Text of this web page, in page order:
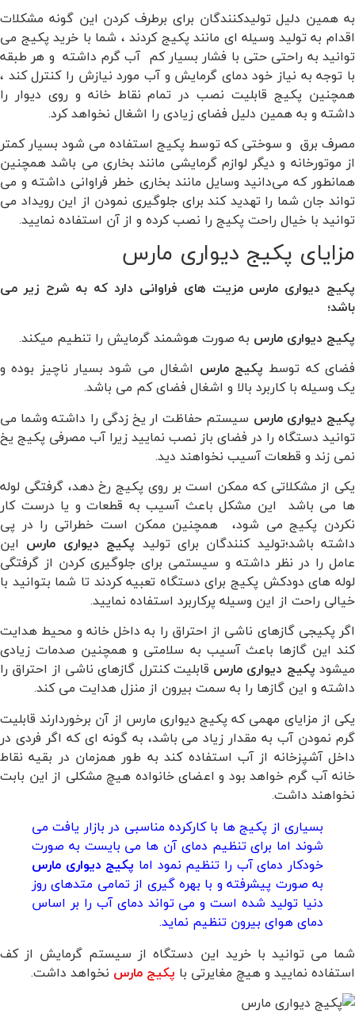
به همین دلیل تولیدکنندگان برای برطرف کردن این گونه مشکلات
اقدام به تولید وسیله ای مانند پکیج کردند ، شما با خرید پکیج می
توانید به راحتی حتی با فشار بسیار کم آب گرم داشته و هر طبقه
با توجه به نیاز خود دمای گرمایش و آب مورد نیازش را کنترل کند ،
همچنین پکیج قابلیت نصب در تمام نقاط خانه و روی دیوار را
داشته و به همین دلیل فضای زیادی را اشغال نخواهد کرد.
مصرف برق و سوختی که توسط پکیج استفاده می شود بسیار کمتر
از موتورخانه و دیگر لوازم گرمایشی مانند بخاری می باشد همچنین
همانطور که می‌دانید وسایل مانند بخاری خطر فراوانی داشته و می
تواند جان شما را تهدید کند برای جلوگیری نمودن از این رویداد می
توانید با خیال راحت پکیج را نصب کرده و از آن استفاده نمایید.
مزایای پکیج دیواری مارس
پکیج دیواری مارس مزیت های فراوانی دارد که به شرح زیر می
باشد؛
پکیج دیواری مارس به صورت هوشمند گرمایش را تنطیم میکند.
فضای که توسط پکیج مارس اشغال می شود بسیار ناچیز بوده و
یک وسیله با کاربرد بالا و اشغال فضای کم می باشد.
پکیج دیواری مارس سیستم حفاظت ار یخ زدگی را داشته وشما می
توانید دستگاه را در فضای باز نصب نمایید زیرا آب مصرفی پکیج یخ
نمی زند و قطعات آسیب نخواهند دید.
یکی از مشکلاتی که ممکن است بر روی پکیج رخ دهد، گرفتگی لوله
ها می باشد این مشکل باعث آسیب به قطعات و یا درست کار
نکردن پکیج می شود، همچنین ممکن است خطراتی را در پی
داشته باشد؛تولید کنندگان برای تولید پکیج دیواری مارس این
عامل را در نظر داشته و سیستمی برای جلوگیری کردن از گرفتگی
لوله های دودکش پکیج برای دستگاه تعبیه کردند تا شما بتوانید با
خیالی راحت از این وسیله پرکاربرد استفاده نمایید.
اگر پکیجی گازهای ناشی از احتراق را به داخل خانه و محیط هدایت
کند این گازها باعث آسیب به سلامتی و همچنین صدمات زیادی
میشود پکیج دیواری مارس قابلیت کنترل گازهای ناشی از احتراق را
داشته و این گازها را به سمت بیرون از منزل هدایت می کند.
یکی از مزایای مهمی که پکیج دیواری مارس از آن برخوردارند قابلیت
گرم نمودن آب به مقدار زیاد می باشد، به گونه ای که اگر فردی در
داخل آشپزخانه از آب استفاده کند به طور همزمان در بقیه نقاط
خانه آب گرم خواهد بود و اعضای خانواده هیچ مشکلی از این بابت
نخواهند داشت.
بسیاری از پکیج ها با کارکرده مناسبی در بازار یافت می
شوند اما برای تنظیم دمای آن ها می بایست به صورت
خودکار دمای آب را تنظیم نمود اما پکیج دیواری مارس
به صورت پیشرفته و با بهره گیری از تمامی متدهای روز
دنیا تولید شده است و می تواند دمای آب را بر اساس
دمای هوای بیرون تنظیم نماید.
شما می توانید با خرید این دستگاه از سیستم گرمایش از کف
استفاده نمایید و هیچ مغایرتی با پکیج مارس نخواهد داشت.